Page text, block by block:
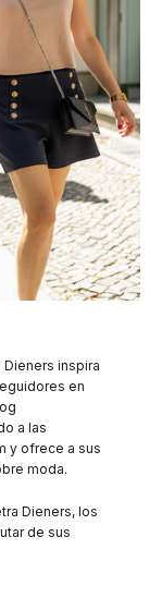
inspira
en
a las
y ofrece a sus
moda.
Dieners, los
de sus